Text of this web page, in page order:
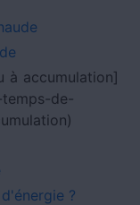
à accumulation]
de-
?